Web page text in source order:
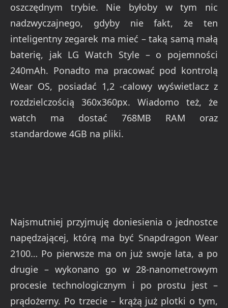
oszczędnym trybie. Nie byłoby w tym nic
nadzwyczajnego, gdyby nie fakt, że ten
inteligentny zegarek ma mieć – taką samą małą
baterię, jak LG Watch Style – o pojemności
240mAh. Ponadto ma pracować pod kontrolą
Wear OS, posiadać 1,2 -calowy wyświetlacz z
rozdzielczością 360x360px. Wiadomo też, że
watch ma dostać 768MB RAM oraz
standardowe 4GB na pliki.
Najsmutniej przyjmuję doniesienia o jednostce
napędzającej, którą ma być Snapdragon Wear
2100… Po pierwsze ma on już swoje lata, a po
drugie – wykonano go w 28-nanometrowym
procesie technologicznym i po prostu jest –
prądożerny. Po trzecie – krążą już plotki o tym,